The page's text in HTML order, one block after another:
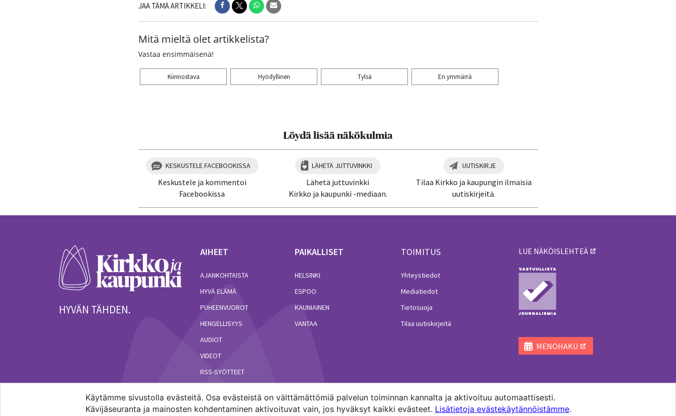
Käytämme sivustolla evästeitä. Osa evästeistä on välttämättömiä palvelun toiminnan kannalta ja aktivoituu automaattisesti.
Kävijäseuranta ja mainosten kohdentaminen aktivoituvat vain, jos hyväksyt kaikki evästeet. Lisätietoja evästekäytännöistämme.
JAA TÄMÄ ARTIKKELI:
Mitä mieltä olet artikkelista?
Vastaa ensimmäisenä!
Kiinnostava Hyödyllinen Tylsä En ymmärrä
Löydä lisää näkökulmia
KESKUSTELE FACEBOOKISSA
Keskustele ja kommentoi
Facebookissa
LÄHETÄ JUTTUVINKKI
Lähetä juttuvinkki
Kirkko ja kaupunki -mediaan.
UUTISKIRJE
Tilaa Kirkko ja kaupungin ilmaisia
uutiskirjeitä.
HYVÄN TÄHDEN.
AIHEET
AJANKOHTAISTA
HYVÄ ELÄMÄ
PUHEENVUOROT
HENGELLISYYS
AUDIOT
VIDEOT
RSS-SYÖTTEET
PAIKALLISET
HELSINKI
ESPOO
KAUNIAINEN
VANTAA
TOIMITUS
Yhteystiedot
Mediatiedot
Tietosuoja
Tilaa uutiskirjeitä
LUE NÄKÖISLEHTEÄ
MENOHAKU